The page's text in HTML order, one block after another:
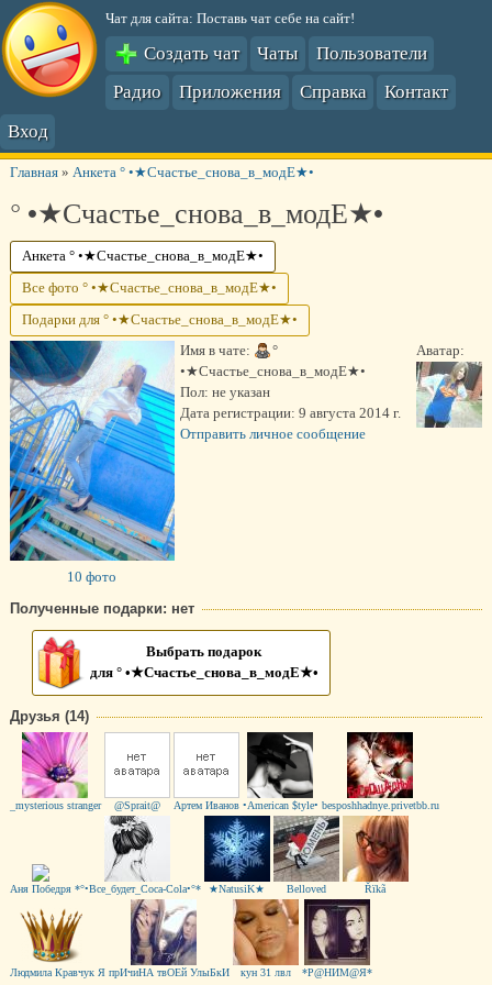
Чат для сайта: Поставь чат себе на сайт!
Создать чат Чаты
Пользователи
Радио
Приложения Справка
Контакт
Вход
Главная» Анкета ° •★Счастье_снова_в_модЕ★•
° •★Счастье_снова_в_модЕ★•
Анкета ° •★Счастье_снова_в_модЕ★•
Все фото ° •★Счастье_снова_в_модЕ★•
Подарки для ° •★Счастье_снова_в_модЕ★•
Аватар:
10 фото
Имя в чате:
°
•★Счастье_снова_в_модЕ★•
Пол: не указан
Дата регистрации: 9 августа 2014 г.
Отправить личное сообщение
Полученные подарки: нет
Выбрать подарок
для ° •★Счастье_снова_в_модЕ★•
Друзья (14)
_mysterious stranger @Sprait@ Артем Иванов •American $tyle• besposhhadnye.privetbb.ru
Аня Победря *°•Все_будет_Coca-Cola•°* ★NatusiK★ Belloved Řïkã
Людмила Кравчук Я прИчиНА твОЕй УлыБкИ кун 31 лвл *Р@НИМ@Я*